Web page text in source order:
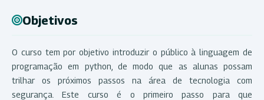
Objetivos
O curso tem por objetivo introduzir o público à linguagem de
programação em python, de modo que as alunas possam
trilhar os próximos passos na área de tecnologia com
segurança. Este curso é o primeiro passo para que